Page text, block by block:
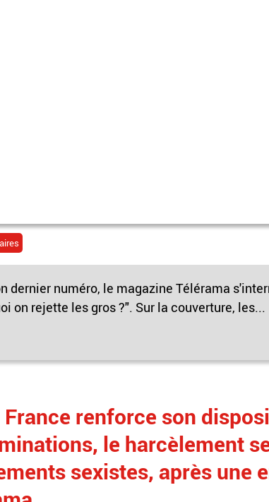
dernier numéro, le magazine Télérama
on rejette les gros ?". Sur la couverture, les...
France renforce son
le harcèlement
sexistes, après une